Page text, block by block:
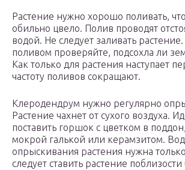
Растение нужно хорошо поливать,
обильно цвело. Полив проводят
водой. Не следует заливать
поливом проверяйте, подсохла ли
Как только для растения наступает
частоту поливов сокращают.
Клеродендрум нужно регулярно
Растение чахнет от сухого воздуха.
поставить горшок с цветком в
мокрой галькой или керамзитом.
опрыскивания растения нужна
следует ставить растение